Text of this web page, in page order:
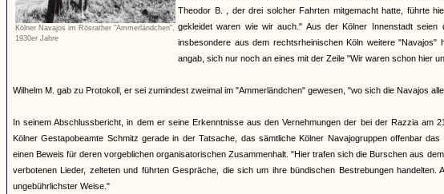
Kölner Navajos im Rösrather "Ammerländchen",
1930er Jahre
Theodor B. , der drei solcher Fahrten mitgemacht hatte, führte
gekleidet waren wie wir auch." Aus der Kölner Innenstadt
insbesondere aus dem rechtsrheinischen Köln weitere
angab, sich nur noch an eines mit der Zeile "Wir waren schon hier
Wilhelm M. gab zu Protokoll, er sei zumindest zweimal im "Ammerländchen" gewesen, "wo sich die Navajos
In seinem Abschlussbericht, in dem er seine Erkenntnisse aus den Vernehmungen der bei der Razzia am
Kölner Gestapobeamte Schmitz gerade in der Tatsache, das sämtliche Kölner Navajogruppen offenbar
einen Beweis für deren vorgeblichen organisatorischen Zusammenhalt. "Hier trafen sich die Burschen aus
verbotenen Lieder, zelteten und führten Gespräche, die sich um ihre bündischen Bestrebungen
ungebührlichster Weise."